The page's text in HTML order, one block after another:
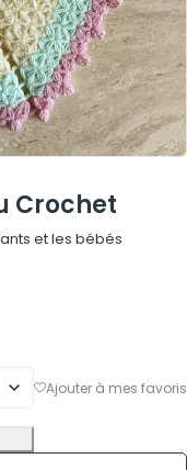
Crochet
et les bébés